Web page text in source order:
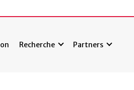
Recherche Partners